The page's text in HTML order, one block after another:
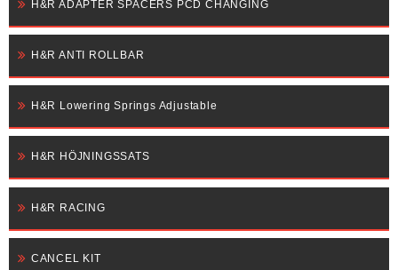
H&R ADAPTER SPACERS PCD CHANGING
H&R ANTI ROLLBAR
H&R Lowering Springs Adjustable
H&R HÖJNINGSSATS
H&R RACING
CANCEL KIT